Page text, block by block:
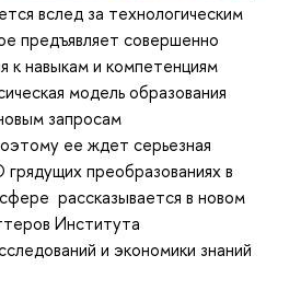
вслед за технологическим
предъявляет совершенно
к навыкам и компетенциям
модель образования
запросам
ее ждет серьезная
преобразованиях в
рассказывается в новом
Института
и экономики знаний